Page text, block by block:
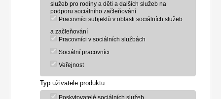
služeb pro rodiny a děti a dalších služeb na
podporu sociálního začleňování
Pracovníci subjektů v oblasti sociálních služeb
a začleňování
Pracovníci v sociálních službách
Sociální pracovníci
Veřejnost
Typ uživatele produktu
Poskytovatelé sociálních služeb